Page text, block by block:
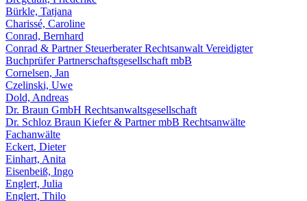
Bürkle, Tatjana
Charissé, Caroline
Conrad, Bernhard
Conrad & Partner Steuerberater Rechtsanwalt Vereidigter
Buchprüfer Partnerschaftsgesellschaft mbB
Cornelsen, Jan
Czelinski, Uwe
Dold, Andreas
Dr. Braun GmbH Rechtsanwaltsgesellschaft
Dr. Schloz Braun Kiefer & Partner mbB Rechtsanwälte
Fachanwälte
Eckert, Dieter
Einhart, Anita
Eisenbeiß, Ingo
Englert, Julia
Englert, Thilo